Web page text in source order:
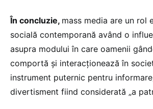
În concluzie, mass media are un rol
socială contemporană având o
asupra modului în care oamenii
comportă și interacționează în
instrument puternic pentru
divertisment fiind considerată „a